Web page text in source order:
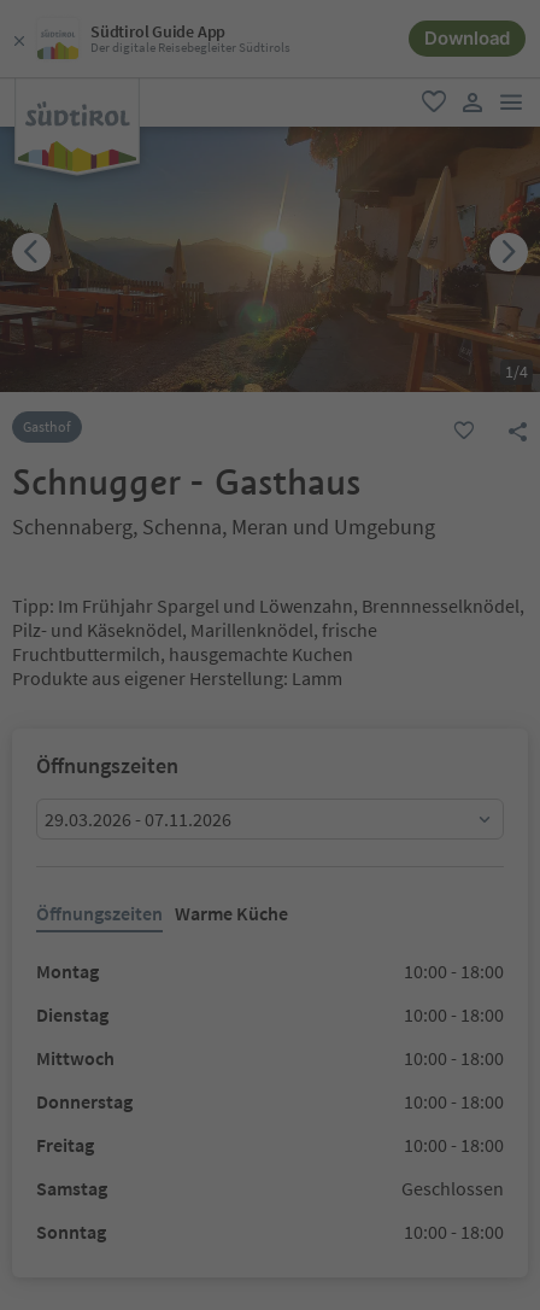
Südtirol Guide App
Der digitale Reisebegleiter Südtirols Download
favorit
user link
1/4
Gasthof
Schnugger - Gasthaus
Schennaberg, Schenna, Meran und Umgebung
Tipp: Im Frühjahr Spargel und Löwenzahn, Brennnesselknödel,
Pilz- und Käseknödel, Marillenknödel, frische
Fruchtbuttermilch, hausgemachte Kuchen
Produkte aus eigener Herstellung: Lamm
Öffnungszeiten
29.03.2026 - 07.11.2026
Öffnungszeiten Warme Küche
Montag
10:00 - 18:00
Dienstag
10:00 - 18:00
Mittwoch
10:00 - 18:00
Donnerstag
10:00 - 18:00
Freitag
10:00 - 18:00
Samstag
Geschlossen
Sonntag
10:00 - 18:00